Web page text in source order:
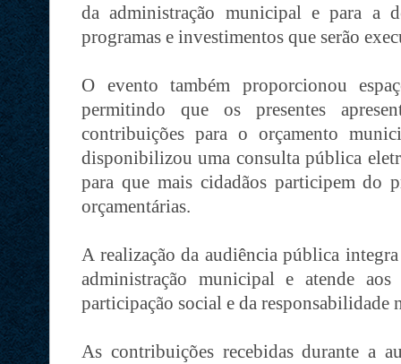
da administração municipal e para a
programas e investimentos que serão
O evento também proporcionou
permitindo que os presentes
contribuições para o orçamento
disponibilizou uma consulta pública
para que mais cidadãos participem do
orçamentárias.
A realização da audiência pública
administração municipal e atende
participação social e da responsabilidade
As contribuições recebidas durante a